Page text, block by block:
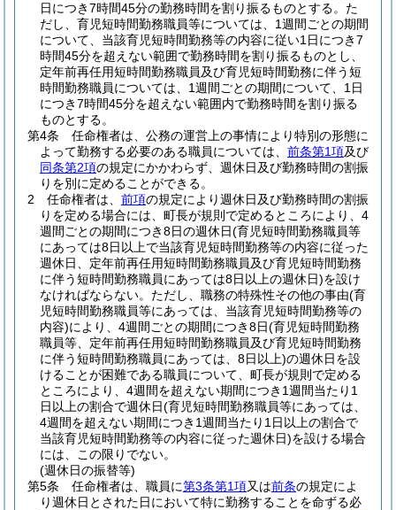
日につき7時間45分の勤務時間を割り振るものとする。 た
だし、育児短時間勤務職員等については、1週間ごとの期間
について、当該育児短時間勤務等の内容に従い1日につき7
時間45分を超えない範囲で勤務時間を割り振るものとし、
定年前再任用短時間勤務職員及び育児短時間勤務に伴う短
時間勤務職員については、1週間ごとの期間について、1日
につき7時間45分を超えない範囲内で勤務時間を割り振る
ものとする。
第4条
任命権者は、公務の運営上の事情により特別の形態に
よって勤務する必要のある職員については、 前条第1項及び
同条第2項の規定にかかわらず、週休日及び勤務時間の割振
りを別に定めることができる。
2
任命権者は、 前項の規定により週休日及び勤務時間の割振
りを定める場合には、町長が規則で定めるところにより、4
週間ごとの期間につき8日の週休日(育児短時間勤務職員等
にあっては8日以上で当該育児短時間勤務等の内容に従った
週休日、定年前再任用短時間勤務職員及び育児短時間勤務
に伴う短時間勤務職員にあっては8日以上の週休日)を設け
なければならない。 ただし、職務の特殊性その他の事由(育
児短時間勤務職員等にあっては、当該育児短時間勤務等の
内容)により、4週間ごとの期間につき8日(育児短時間勤務
職員等、定年前再任用短時間勤務職員及び育児短時間勤務
に伴う短時間勤務職員にあっては、8日以上)の週休日を設
けることが困難である職員について、町長が規則で定める
ところにより、4週間を超えない期間につき1週間当たり1
日以上の割合で週休日(育児短時間勤務職員等にあっては、
4週間を超えない期間につき1週間当たり1日以上の割合で
当該育児短時間勤務等の内容に従った週休日)を設ける場合
には、この限りでない。
(週休日の振替等)
第5条
任命権者は、職員に第3条第1項又は前条の規定によ
り週休日とされた日において特に勤務することを命ずる必